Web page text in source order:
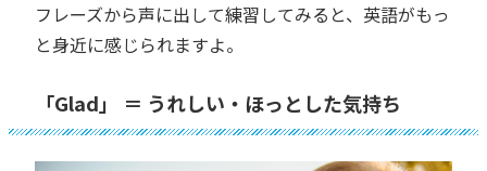
フレーズから声に出して練習してみると、英語がもっ
と身近に感じられますよ。
「Glad」 ＝ うれしい・ほっとした気持ち